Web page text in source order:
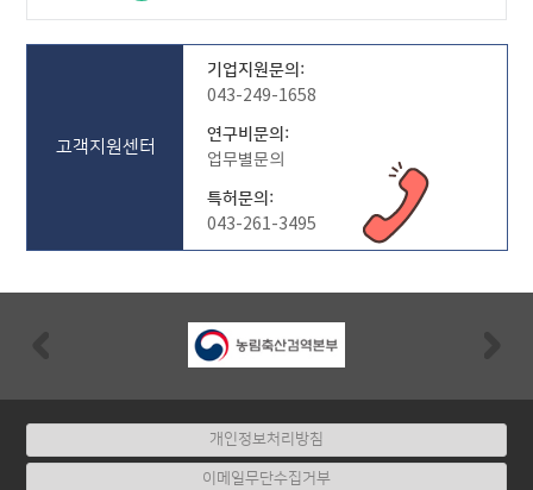
고객지원센터
기업지원문의:
043-249-1658
연구비문의:
업무별문의
특허문의:
043-261-3495
개인정보처리방침
이메일무단수집거부